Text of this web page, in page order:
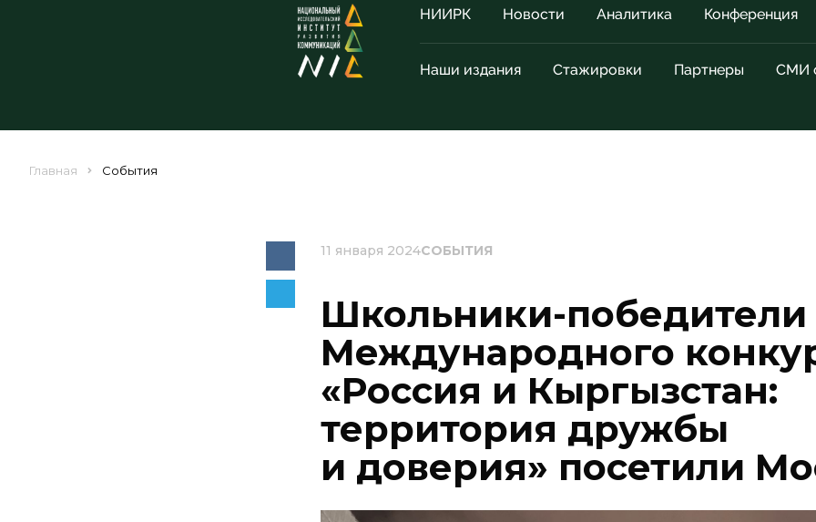
НИИРК Новости Аналитика Конференция
Наши издания Стажировки Партнеры СМИ
Главная События
11 января 2024СОБЫТИЯ
Школьники-победители
Международного
«Россия и Кыргызстан:
территория дружбы
и доверия» посетили